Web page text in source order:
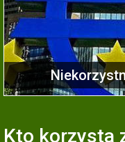
Kto korzysta